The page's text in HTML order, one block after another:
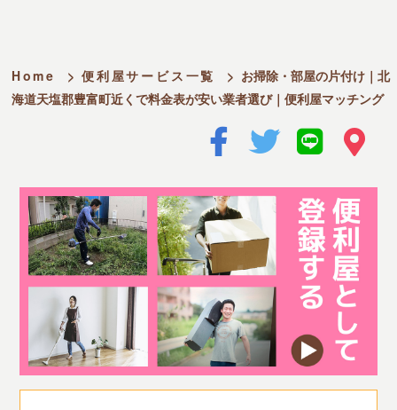
Home > 便利屋サービス一覧 > お掃除・部屋の片付け｜北
海道天塩郡豊富町近くで料金表が安い業者選び｜便利屋マッチング